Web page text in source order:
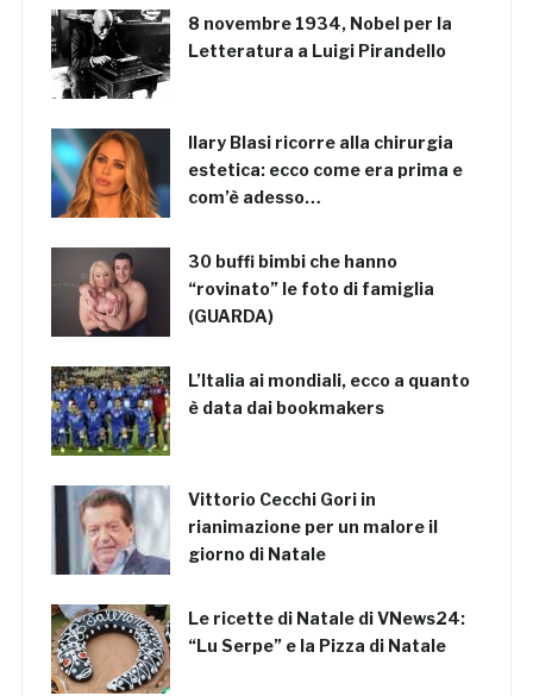
8 novembre 1934, Nobel per la
Letteratura a Luigi Pirandello
Ilary Blasi ricorre alla chirurgia
estetica: ecco come era prima e
com’è adesso…
30 buffi bimbi che hanno
“rovinato” le foto di famiglia
(GUARDA)
L’Italia ai mondiali, ecco a quanto
è data dai bookmakers
Vittorio Cecchi Gori in
rianimazione per un malore il
giorno di Natale
Le ricette di Natale di VNews24:
“Lu Serpe” e la Pizza di Natale